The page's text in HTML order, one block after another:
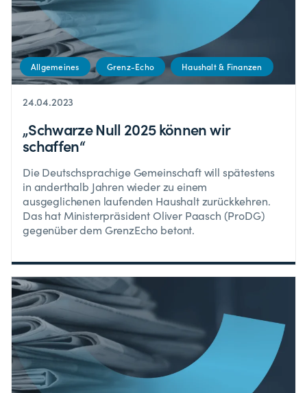
Allgemeines Grenz-Echo Haushalt & Finanzen
24.04.2023
„Schwarze Null 2025 können wir
schaffen“
Die Deutschsprachige Gemeinschaft will spätestens
in anderthalb Jahren wieder zu einem
ausgeglichenen laufenden Haushalt zurückkehren.
Das hat Ministerpräsident Oliver Paasch (ProDG)
gegenüber dem GrenzEcho betont.